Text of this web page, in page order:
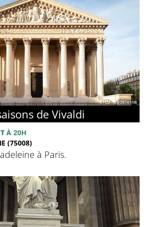
© La Madeleine
de Vivaldi
À 20H
(75008)
à Paris.